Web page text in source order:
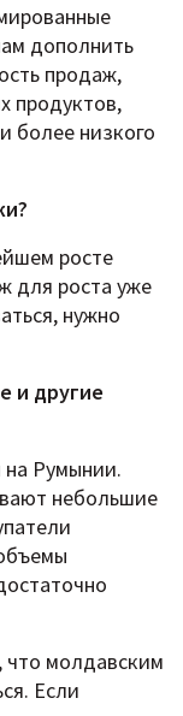
дополнить
продаж,
продуктов,
более низкого
росте
для роста уже
нужно
и другие
Румынии.
небольшие
молдавским
Если